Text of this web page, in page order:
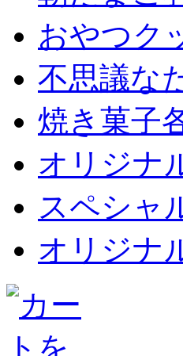
おやつク
不思議な
焼き菓子
オリジナ
スペシャ
オリジナ